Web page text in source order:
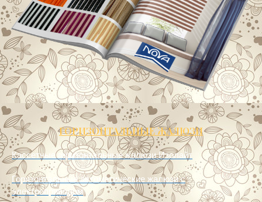
ГОРИЗОНТАЛЬНЫЕ ЖАЛЮЗИ
Кассетные горизонтальные жалюзи Изолайт
Горизонтальные автоматические жалюзи с
электроприводом
Алюминиевые горизонтальные жалюзи